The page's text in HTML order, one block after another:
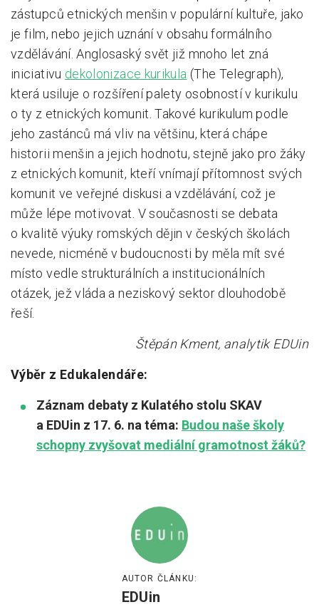
zástupců etnických menšin v populární kultuře, jako
je film, nebo jejich uznání v obsahu formálního
vzdělávání. Anglosaský svět již mnoho let zná
iniciativu dekolonizace kurikula (The Telegraph),
která usiluje o rozšíření palety osobností v kurikulu
o ty z etnických komunit. Takové kurikulum podle
jeho zastánců má vliv na většinu, která chápe
historii menšin a jejich hodnotu, stejně jako pro žáky
z etnických komunit, kteří vnímají přítomnost svých
komunit ve veřejné diskusi a vzdělávání, což je
může lépe motivovat. V současnosti se debata
o kvalitě výuky romských dějin v českých školách
nevede, nicméně v budoucnosti by měla mít své
místo vedle strukturálních a institucionálních
otázek, jež vláda a neziskový sektor dlouhodobě
řeší.
Štěpán Kment, analytik EDUin
Výběr z Edukalendáře:
Záznam debaty z Kulatého stolu SKAV
a EDUin z 17. 6. na téma: Budou naše školy
schopny zvyšovat mediální gramotnost žáků?
AUTOR ČLÁNKU:
EDUin